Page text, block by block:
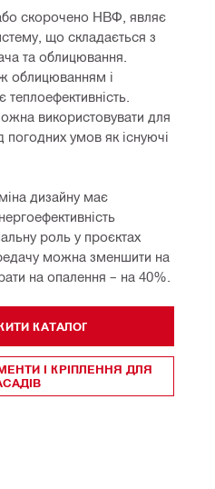
скорочено НВФ, являє
що складається з
та облицювання.
облицюванням і
використовувати для
погодних умов як існуючі
дизайну має
роль у проєктах
можна зменшити на
на опалення – на 40%.
КАТАЛОГ
І КРІПЛЕННЯ ДЛЯ